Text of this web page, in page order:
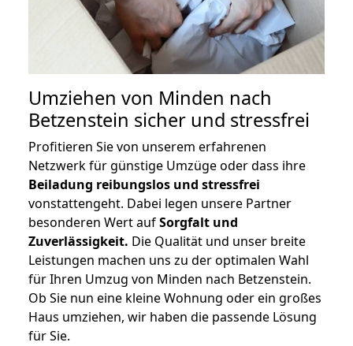
Umziehen von Minden nach
Betzenstein sicher und stressfrei
Profitieren Sie von unserem erfahrenen
Netzwerk für günstige Umzüge oder dass ihre
Beiladung reibungslos und stressfrei
vonstattengeht. Dabei legen unsere Partner
besonderen Wert aufSorgfalt und
Zuverlässigkeit. Die Qualität und unser breite
Leistungen machen uns zu der optimalen Wahl
für Ihren Umzug von Minden nach Betzenstein.
Ob Sie nun eine kleine Wohnung oder ein großes
Haus umziehen, wir haben die passende Lösung
für Sie.